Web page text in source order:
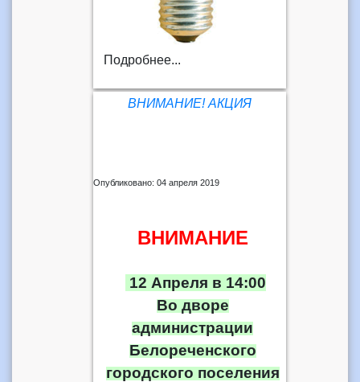
Подробнее...
ВНИМАНИЕ! АКЦИЯ
Опубликовано: 04 апреля 2019
ВНИМАНИЕ
12 Апреля в 14:00
Во дворе
администрации
Белореченского
городского поселения